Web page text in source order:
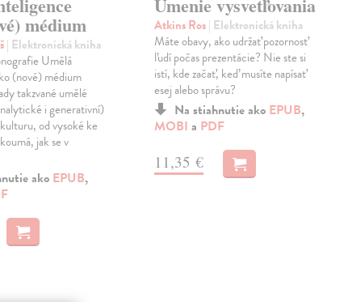
médium
| Elektronická kniha
Umělá
(nové) médium
takzvané umělé
i generativní)
od vysoké ke
jak se v
ako EPUB,
Atkins Ros| Elektronická kniha
Máte obavy, ako udržať pozornosť
ľudí počas prezentácie? Nie ste si
istí, kde začať, keď musíte napísať
esej alebo správu?
Na stiahnutie ako EPUB,
MOBI a PDF
11,35 €